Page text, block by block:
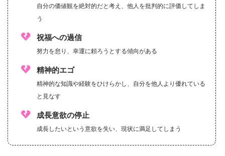
自分の価値観を絶対的だと考え、他人を批判的に評価してしま
う
祝福への過信
努力を怠り、幸運に頼ろうとする傾向がある
精神的エゴ
精神的な知識や経験をひけらかし、自分を他人より優れている
と見なす
成長意欲の停止
成長したいという意欲を失い、現状に満足してしまう